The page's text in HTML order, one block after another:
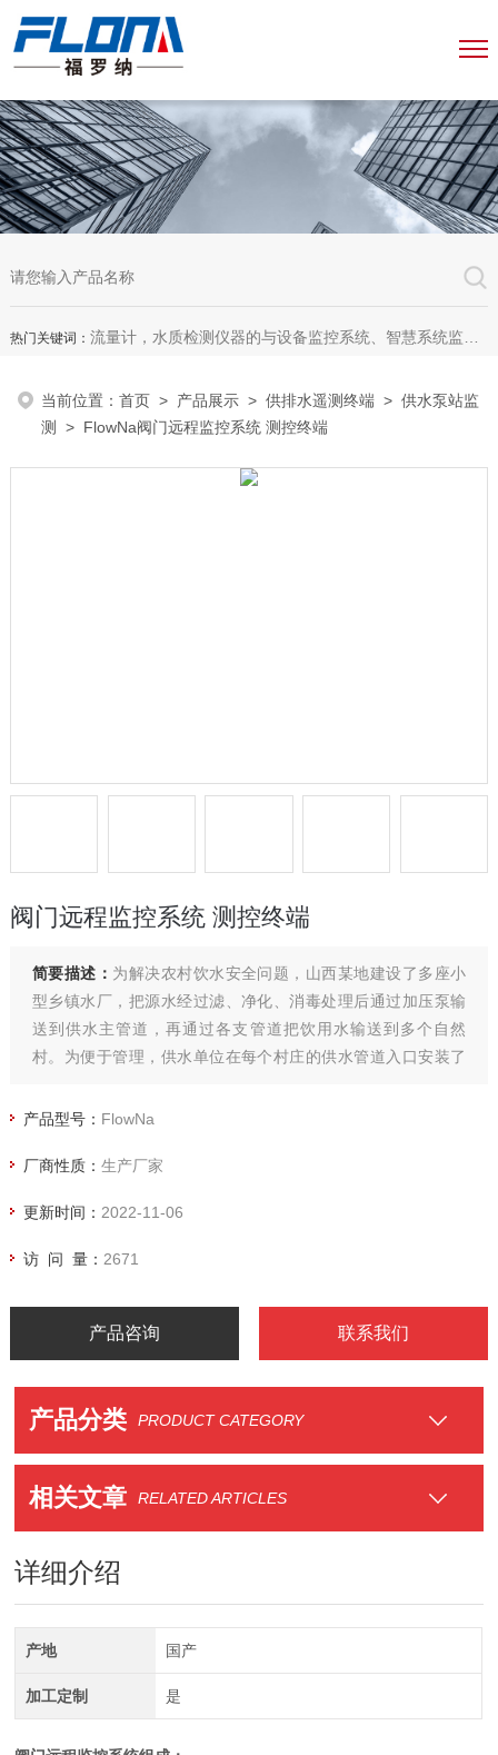
热门关键词： 流量计，水质检测仪器的与设备监控系统、智慧系统监测平台、智慧管网监测系统、园区安全生产与消防安全一体化系统
当前位置：首页 > 产品展示 >供排水遥测终端 >供水泵站监
测
> FlowNa阀门远程监控系统 测控终端
阀门远程监控系统 测控终端
简要描述： 为解决农村饮水安全问题，山西某地建设了多座小
型乡镇水厂，把源水经过滤、净化、消毒处理后通过加压泵输
送到供水主管道，再通过各支管道把饮用水输送到多个自然
村。为便于管理，供水单位在每个村庄的供水管道入口安装了
系统，实现了供水的远程监控和调度。
产品型号： FlowNa
厂商性质： 生产厂家
更新时间： 2022-11-06
访 问 量： 2671
产品咨询 联系我们
产品分类 PRODUCT CATEGORY
相关文章 RELATED ARTICLES
详细介绍
产地 国产
加工定制 是